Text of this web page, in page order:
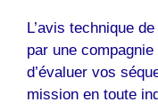
L’avis technique
par une
d’évaluer vos
mission en toute